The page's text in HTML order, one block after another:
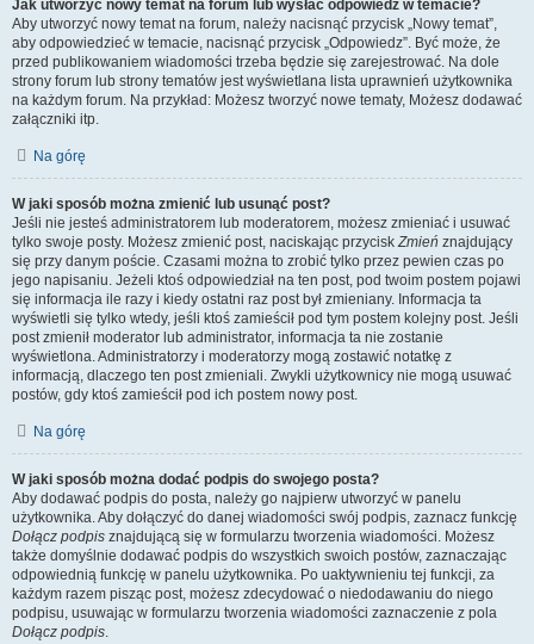
Jak utworzyć nowy temat na forum lub wysłać odpowiedź w temacie?
Aby utworzyć nowy temat na forum, należy nacisnąć przycisk „Nowy temat”,
aby odpowiedzieć w temacie, nacisnąć przycisk „Odpowiedz”. Być może, że
przed publikowaniem wiadomości trzeba będzie się zarejestrować. Na dole
strony forum lub strony tematów jest wyświetlana lista uprawnień użytkownika
na każdym forum. Na przykład: Możesz tworzyć nowe tematy, Możesz dodawać
załączniki itp.
Na górę
W jaki sposób można zmienić lub usunąć post?
Jeśli nie jesteś administratorem lub moderatorem, możesz zmieniać i usuwać
tylko swoje posty. Możesz zmienić post, naciskając przyciskZmień znajdujący
się przy danym poście. Czasami można to zrobić tylko przez pewien czas po
jego napisaniu. Jeżeli ktoś odpowiedział na ten post, pod twoim postem pojawi
się informacja ile razy i kiedy ostatni raz post był zmieniany. Informacja ta
wyświetli się tylko wtedy, jeśli ktoś zamieścił pod tym postem kolejny post. Jeśli
post zmienił moderator lub administrator, informacja ta nie zostanie
wyświetlona. Administratorzy i moderatorzy mogą zostawić notatkę z
informacją, dlaczego ten post zmieniali. Zwykli użytkownicy nie mogą usuwać
postów, gdy ktoś zamieścił pod ich postem nowy post.
Na górę
W jaki sposób można dodać podpis do swojego posta?
Aby dodawać podpis do posta, należy go najpierw utworzyć w panelu
użytkownika. Aby dołączyć do danej wiadomości swój podpis, zaznacz funkcję
Dołącz podpis znajdującą się w formularzu tworzenia wiadomości. Możesz
także domyślnie dodawać podpis do wszystkich swoich postów, zaznaczając
odpowiednią funkcję w panelu użytkownika. Po uaktywnieniu tej funkcji, za
każdym razem pisząc post, możesz zdecydować o niedodawaniu do niego
podpisu, usuwając w formularzu tworzenia wiadomości zaznaczenie z pola
Dołącz podpis.